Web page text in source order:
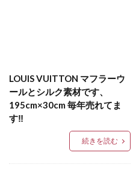
LOUIS VUITTON マフラーウ
ールとシルク素材です、
195cm×30cm 毎年売れてま
す‼️
続きを読む